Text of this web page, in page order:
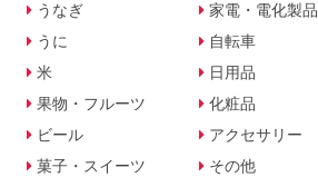
うなぎ
うに
米
果物・フルーツ
ビール
菓子・スイーツ
家電・電化製品
自転車
日用品
化粧品
アクセサリー
その他